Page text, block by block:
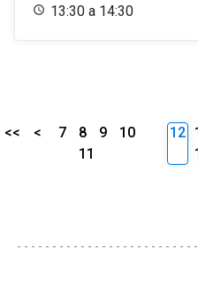
13:30 a 14:30
<< < 7 8 9
10
11
12